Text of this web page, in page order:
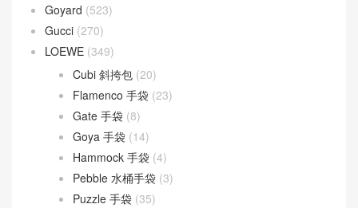
Goyard (523)
Gucci (270)
LOEWE (349)
Cubi 斜挎包 (20)
Flamenco 手袋 (23)
Gate 手袋 (8)
Goya 手袋 (14)
Hammock 手袋 (4)
Pebble 水桶手袋 (3)
Puzzle 手袋 (35)